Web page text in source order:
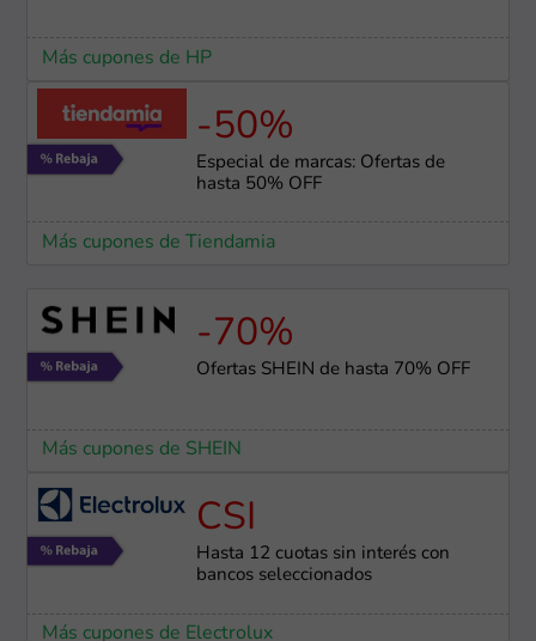
Más cupones de HP
-50%
Especial de marcas: Ofertas de
hasta 50% OFF
Más cupones de Tiendamia
-70%
Ofertas SHEIN de hasta 70% OFF
Más cupones de SHEIN
CSI
Hasta 12 cuotas sin interés con
bancos seleccionados
Más cupones de Electrolux